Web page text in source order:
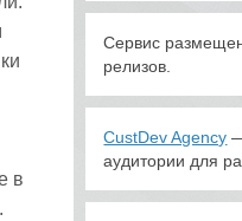
в
Сервис
релизов.
CustDev Agency
аудитории для